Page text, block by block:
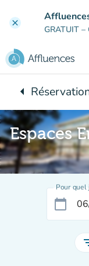
clear
GRATUIT –
arrow_leftRetour à :
Espaces
Pour quel
calendar_today